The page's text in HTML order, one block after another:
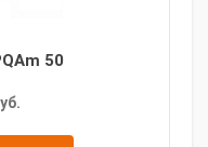
50